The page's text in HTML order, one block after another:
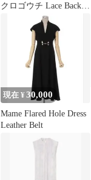
クロゴウチ Lace Back
現在 ¥ 30,000
Mame Flared Hole Dress
Leather Belt